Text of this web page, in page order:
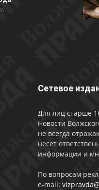
Сетевое
Для лиц старше
Новости
не всегда
несет
информации и
По вопросам
e-mail: